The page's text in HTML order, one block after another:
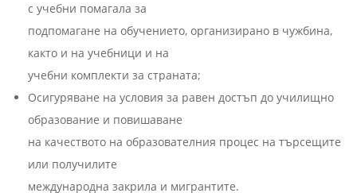
с учебни помагала за
подпомагане на обучението, организирано в чужбина,
както и на учебници и на
учебни комплекти за страната;
Осигуряване на условия за равен достъп до училищно
образование и повишаване
на качеството на образователния процес на търсещите
или получилите
международна закрила и мигрантите.